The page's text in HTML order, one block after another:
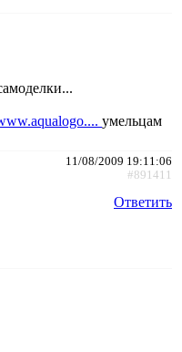
умельцам
11/08/2009 19:11:06
#891411
Ответить